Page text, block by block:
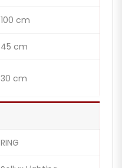
100 cm
45 cm
30 cm
RING